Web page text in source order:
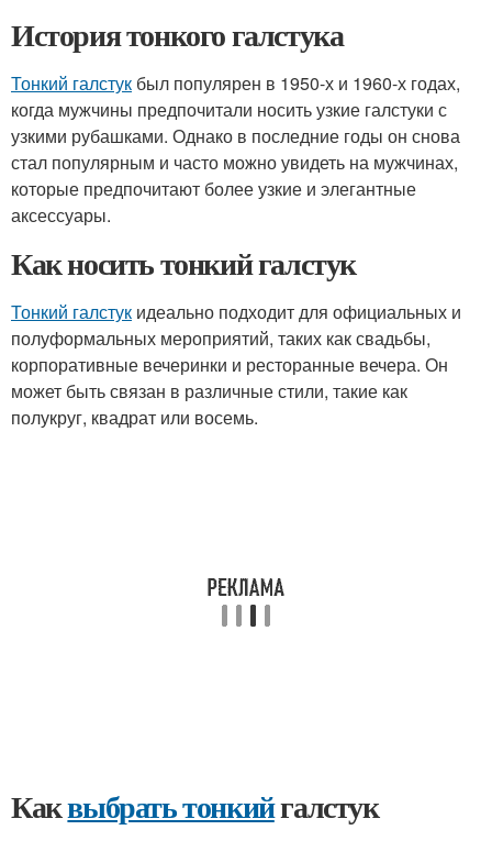
История тонкого галстука
Тонкий галстук был популярен в 1950-х и 1960-х годах,
когда мужчины предпочитали носить узкие галстуки с
узкими рубашками. Однако в последние годы он снова
стал популярным и часто можно увидеть на мужчинах,
которые предпочитают более узкие и элегантные
аксессуары.
Как носить тонкий галстук
Тонкий галстук идеально подходит для официальных и
полуформальных мероприятий, таких как свадьбы,
корпоративные вечеринки и ресторанные вечера. Он
может быть связан в различные стили, такие как
полукруг, квадрат или восемь.
Каквыбрать тонкийгалстук